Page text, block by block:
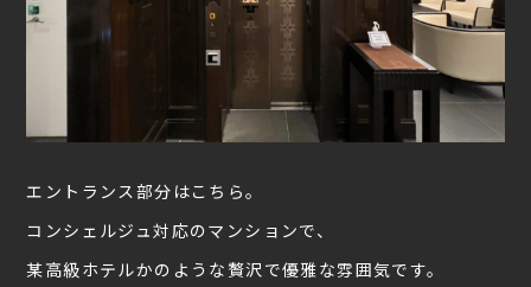
エントランス部分はこちら。
コンシェルジュ対応のマンションで、
某高級ホテルかのような贅沢で優雅な雰囲気です。